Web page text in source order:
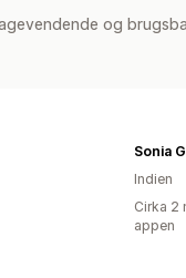
og
Sonia
Indien
Cirka 2
appen